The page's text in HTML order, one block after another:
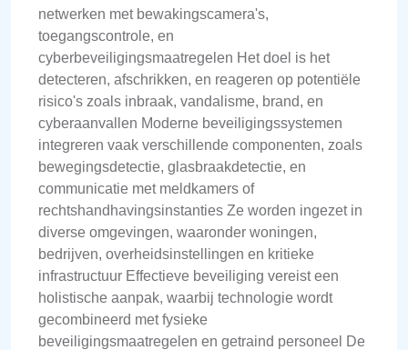
netwerken met bewakingscamera's,
toegangscontrole, en
cyberbeveiligingsmaatregelen Het doel is het
detecteren, afschrikken, en reageren op potentiële
risico's zoals inbraak, vandalisme, brand, en
cyberaanvallen Moderne beveiligingssystemen
integreren vaak verschillende componenten, zoals
bewegingsdetectie, glasbraakdetectie, en
communicatie met meldkamers of
rechtshandhavingsinstanties Ze worden ingezet in
diverse omgevingen, waaronder woningen,
bedrijven, overheidsinstellingen en kritieke
infrastructuur Effectieve beveiliging vereist een
holistische aanpak, waarbij technologie wordt
gecombineerd met fysieke
beveiligingsmaatregelen en getraind personeel De